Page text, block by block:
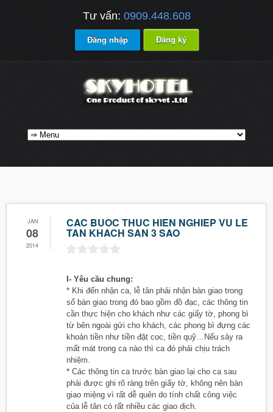
Tư vấn: 0909.448.608
Đăng nhập Đăng ký
JAN
08
2014
CAC BUOC THUC HIEN NGHIEP VU LE
TAN KHACH SAN 3 SAO
I- Yêu cầu chung:
* Khi đến nhận ca, lễ tân phải nhận bàn giao trong
sổ bàn giao trong đó bao gồm đồ đạc, các thông tin
cần thực hiện cho khách như các giấy tờ, phong bì
từ bên ngoài gửi cho khách, các phong bì đựng các
khoản tiền như tiền đặt cọc, tiền quỹ…Nếu sảy ra
mất mát trong ca nào thì ca đó phải chịu trách
nhiệm.
* Các thông tin ca trước bàn giao lại cho ca sau
phải được ghi rõ ràng trên giấy tờ, không nên bàn
giao miệng vì rất dễ quên do tính chất công việc
của lễ tân có rất nhiều các giao dịch.